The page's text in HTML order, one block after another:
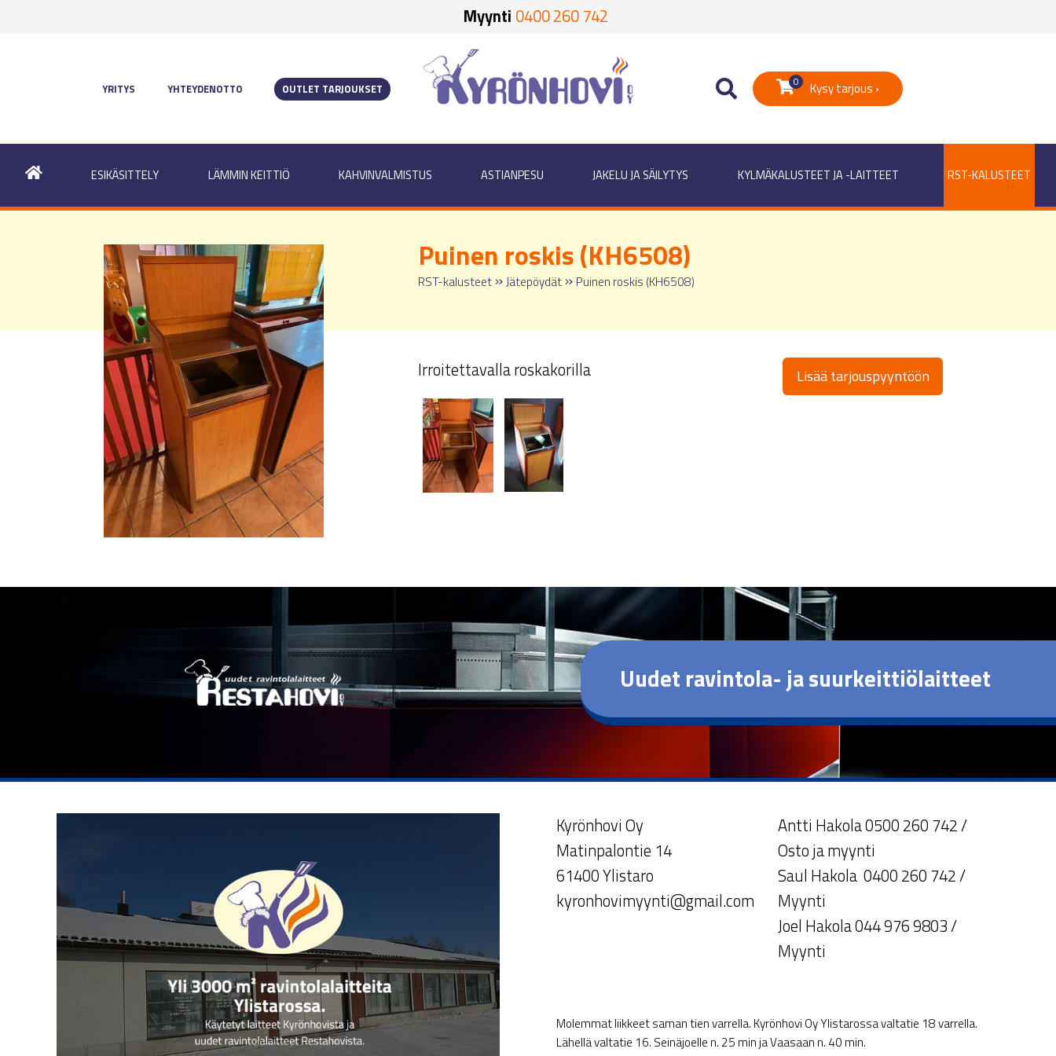
Myynti 0400 260 742
YRITYS YHTEYDENOTTO OUTLET TARJOUKSET
0 Kysy tarjous ›
ESIKÄSITTELY LÄMMIN KEITTIÖ KAHVINVALMISTUS ASTIANPESU JAKELU JA SÄILYTYS KYLMÄKALUSTEET JA -LAITTEET RST-KALUSTEET
Puinen roskis (KH6508)
RST-kalusteet »Jätepöydät » Puinen roskis (KH6508)
Irroitettavalla roskakorilla Lisää tarjouspyyntöön
Uudet ravintola- ja suurkeittiölaitteet
Kyrönhovi Oy
Matinpalontie 14
61400 Ylistaro
kyronhovimyynti@gmail.com
Antti Hakola 0500 260 742 /
Osto ja myynti
Saul Hakola 0400 260 742 /
Myynti
Joel Hakola 044 976 9803 /
Myynti
Molemmat liikkeet saman tien varrella. Kyrönhovi Oy Ylistarossa valtatie 18 varrella.
Lähellä valtatie 16. Seinäjoelle n. 25 min ja Vaasaan n. 40 min.